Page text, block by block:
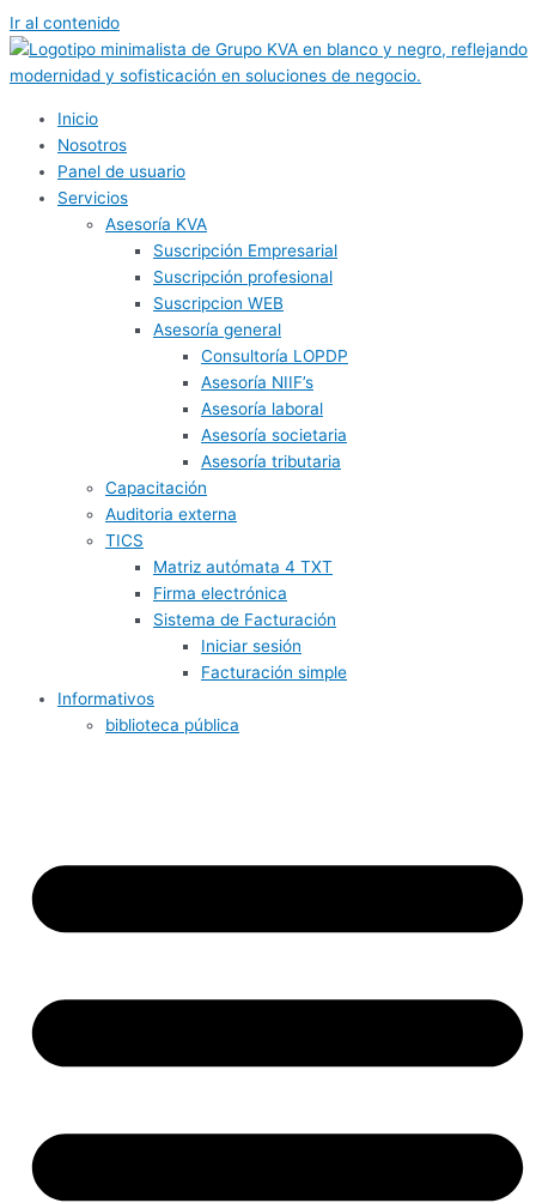
Ir al contenido
Inicio
Nosotros
Panel de usuario
Servicios
Asesoría KVA
Suscripción Empresarial
Suscripción profesional
Suscripcion WEB
Asesoría general
Consultoría LOPDP
Asesoría NIIF’s
Asesoría laboral
Asesoría societaria
Asesoría tributaria
Capacitación
Auditoria externa
TICS
Matriz autómata 4 TXT
Firma electrónica
Sistema de Facturación
Iniciar sesión
Facturación simple
Informativos
biblioteca pública